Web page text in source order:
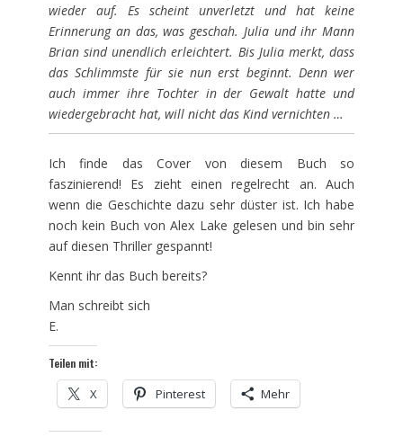
wieder auf. Es scheint unverletzt und hat keine
Erinnerung an das, was geschah. Julia und ihr Mann
Brian sind unendlich erleichtert. Bis Julia merkt, dass
das Schlimmste für sie nun erst beginnt. Denn wer
auch immer ihre Tochter in der Gewalt hatte und
wiedergebracht hat, will nicht das Kind vernichten …
Ich finde das Cover von diesem Buch so
faszinierend! Es zieht einen regelrecht an. Auch
wenn die Geschichte dazu sehr düster ist. Ich habe
noch kein Buch von Alex Lake gelesen und bin sehr
auf diesen Thriller gespannt!
Kennt ihr das Buch bereits?
Man schreibt sich
E.
Teilen mit:
X Pinterest Mehr